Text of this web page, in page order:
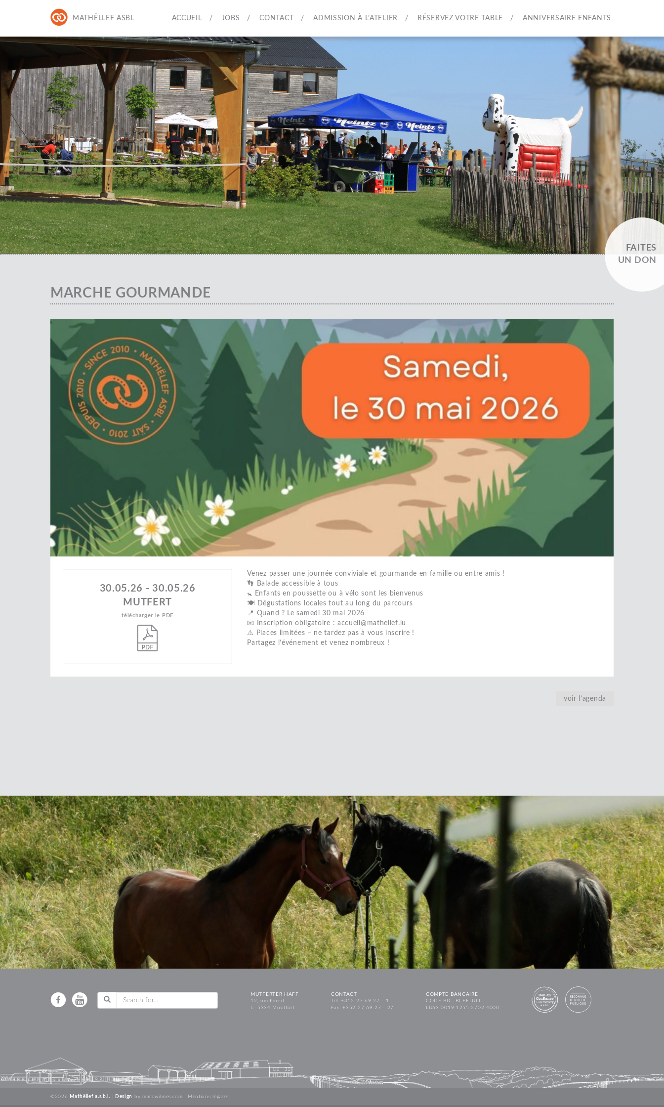
MATHËLLEF ASBL ACCUEIL JOBS CONTACT ADMISSION À L’ATELIER RÉSERVEZ VOTRE TABLE ANNIVERSAIRE ENFANTS
FAITES
UN DON
MARCHE GOURMANDE
30.05.26 - 30.05.26
MUTFERT
télécharger le PDF
Venez passer une journée conviviale et gourmande en famille ou entre amis !
👣 Balade accessible à tous
🚼 Enfants en poussette ou à vélo sont les bienvenus
🍽️ Dégustations locales tout au long du parcours
📍 Quand ? Le samedi 30 mai 2026
📧 Inscription obligatoire : accueil@mathellef.lu
⚠️ Places limitées – ne tardez pas à vous inscrire !
Partagez l’événement et venez nombreux !
voir l’agenda
MUTFERTER HAFF
12, um Kinert
L - 5334 Moutfort
CONTACT
Tél: +352 27 69 27 - 1
Fax: +352 27 69 27 - 27
COMPTE BANCAIRE
CODE BIC: BCEELULL
LU63 0019 1255 2702 4000
©2026 Mathëllef a.s.b.l. Design by marcwilmes.com Mentions légales